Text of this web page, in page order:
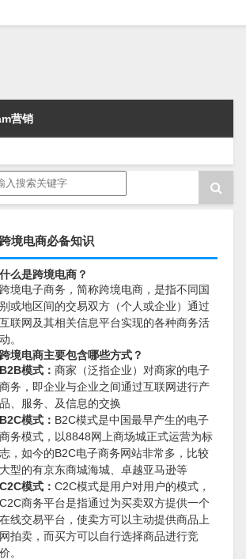
营销
跨境电商必备知识
什么是跨境电商？
跨境电子商务，简称跨境电商，是指不同国
别或地区间的交易双方（个人或企业）通过
互联网及其相关信息平台实现的各种商务活
动。
跨境电商主要包含哪些方式？
B2B模式： 商家（泛指企业）对商家的电子
商务，即企业与企业之间通过互联网进行产
品、服务、及信息的交换
B2C模式： B2C模式是中国最早产生的电子
商务模式，以8848网上商场城正式运营为标
志，如今的B2C电子商务网站非常多，比较
大型的有京东商城海城、卓越亚马逊等
C2C模式： C2C模式是用户对用户的模式，
C2C商务平台是指通过为买卖双方提供一个
在线交易平台，使卖方可以主动提供商品上
网拍卖，而买方可以自行选择商品进行竞
价。